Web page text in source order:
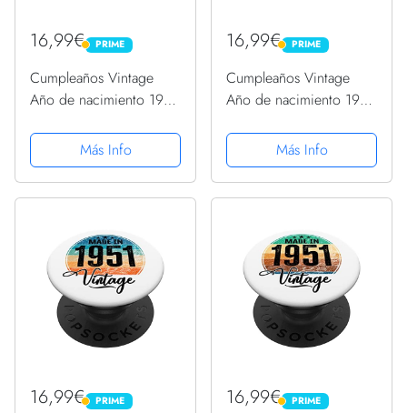
16,99€ PRIME
PRIME
Cumpleaños Vintage
Año de nacimiento 1951
PopSockets PopGrip
Intercambiable
Más Info
16,99€ PRIME
PRIME
Cumpleaños Vintage
Año de nacimiento 1951
PopSockets PopGrip
Intercambiable
Más Info
16,99€ PRIME
PRIME 16,99€ PRIME
PRIME